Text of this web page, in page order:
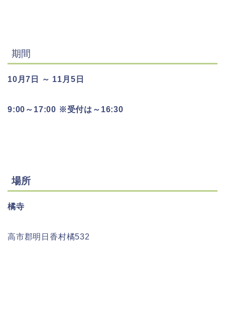
期間
10月7日 ～ 11月5日
9:00～17:00 ※受付は～16:30
場所
橘寺
高市郡明日香村橘532